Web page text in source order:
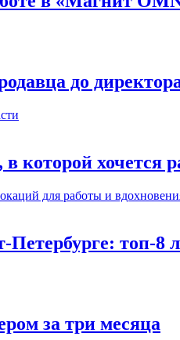
до
которой хочется
топ-8
за три месяца